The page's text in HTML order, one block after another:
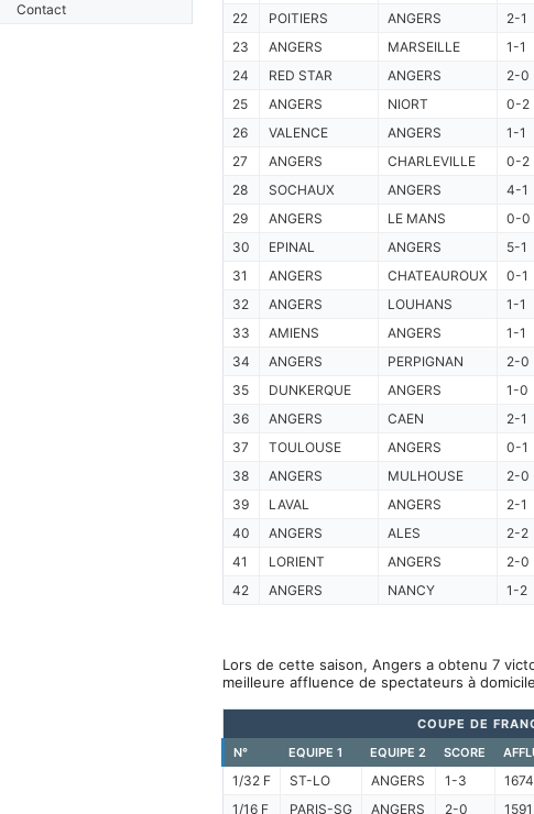
Contact
22
POITIERS ANGERS 2-1
23
ANGERS MARSEILLE 1-1
24
RED STAR ANGERS 2-0
25
ANGERS NIORT 0-2
26
VALENCE ANGERS 1-1
27
ANGERS CHARLEVILLE 0-2
28
SOCHAUX ANGERS 4-1
29
ANGERS LE MANS 0-0
30
EPINAL ANGERS 5-1
31
ANGERS CHATEAUROUX 0-1
32
ANGERS LOUHANS 1-1
33
AMIENS ANGERS 1-1
34
ANGERS PERPIGNAN 2-0
35
DUNKERQUE ANGERS 1-0
36
ANGERS CAEN 2-1
37
TOULOUSE ANGERS 0-1
38
ANGERS MULHOUSE 2-0
39
LAVAL ANGERS 2-1
40
ANGERS ALES 2-2
41
LORIENT ANGERS 2-0
42
ANGERS NANCY 1-2
Lors de cette saison, Angers a obtenu 7
meilleure affluence de spectateurs à
COUPE DE
N°
EQUIPE 1 EQUIPE 2 SCORE
1/32 F ST-LO ANGERS 1-3
1674
1/16 F
PARIS-SG ANGERS 2-0